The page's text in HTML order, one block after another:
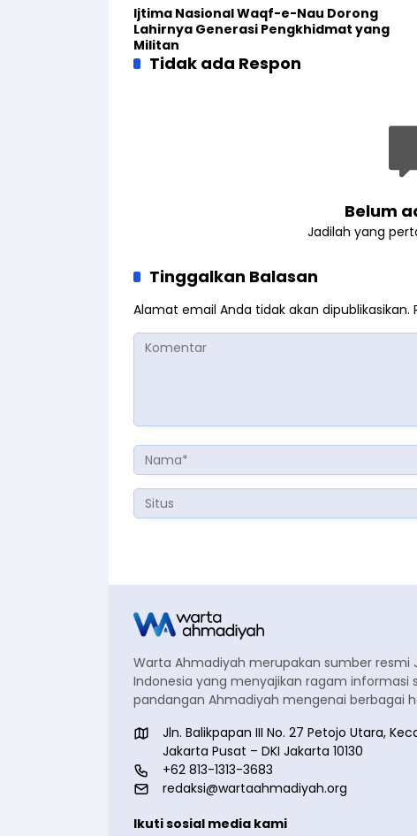
Ijtima Nasional Waqf-e-Nau Dorong
Lahirnya Generasi Pengkhidmat yang
Militan
Tidak ada Respon
Belum
Jadilah yang
Tinggalkan Balasan
Alamat email Anda tidak akan dipublikasikan.
Warta Ahmadiyah merupakan sumber resmi
Indonesia yang menyajikan ragam informasi
pandangan Ahmadiyah mengenai berbagai
Jln. Balikpapan III No. 27 Petojo Utara,
Jakarta Pusat – DKI Jakarta 10130
+62 813-1313-3683
redaksi@wartaahmadiyah.org
Ikuti sosial media kami